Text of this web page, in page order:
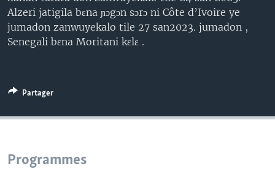
Alzeri jatigila bɛna ɲɔgɔn sɔrɔ ni Côte d’Ivoire ye
jumadon zanwuyekalo tile 27 san2023. jumadon ,
Senegali bɛna Moritani kɛlɛ .
Partager
Programmes